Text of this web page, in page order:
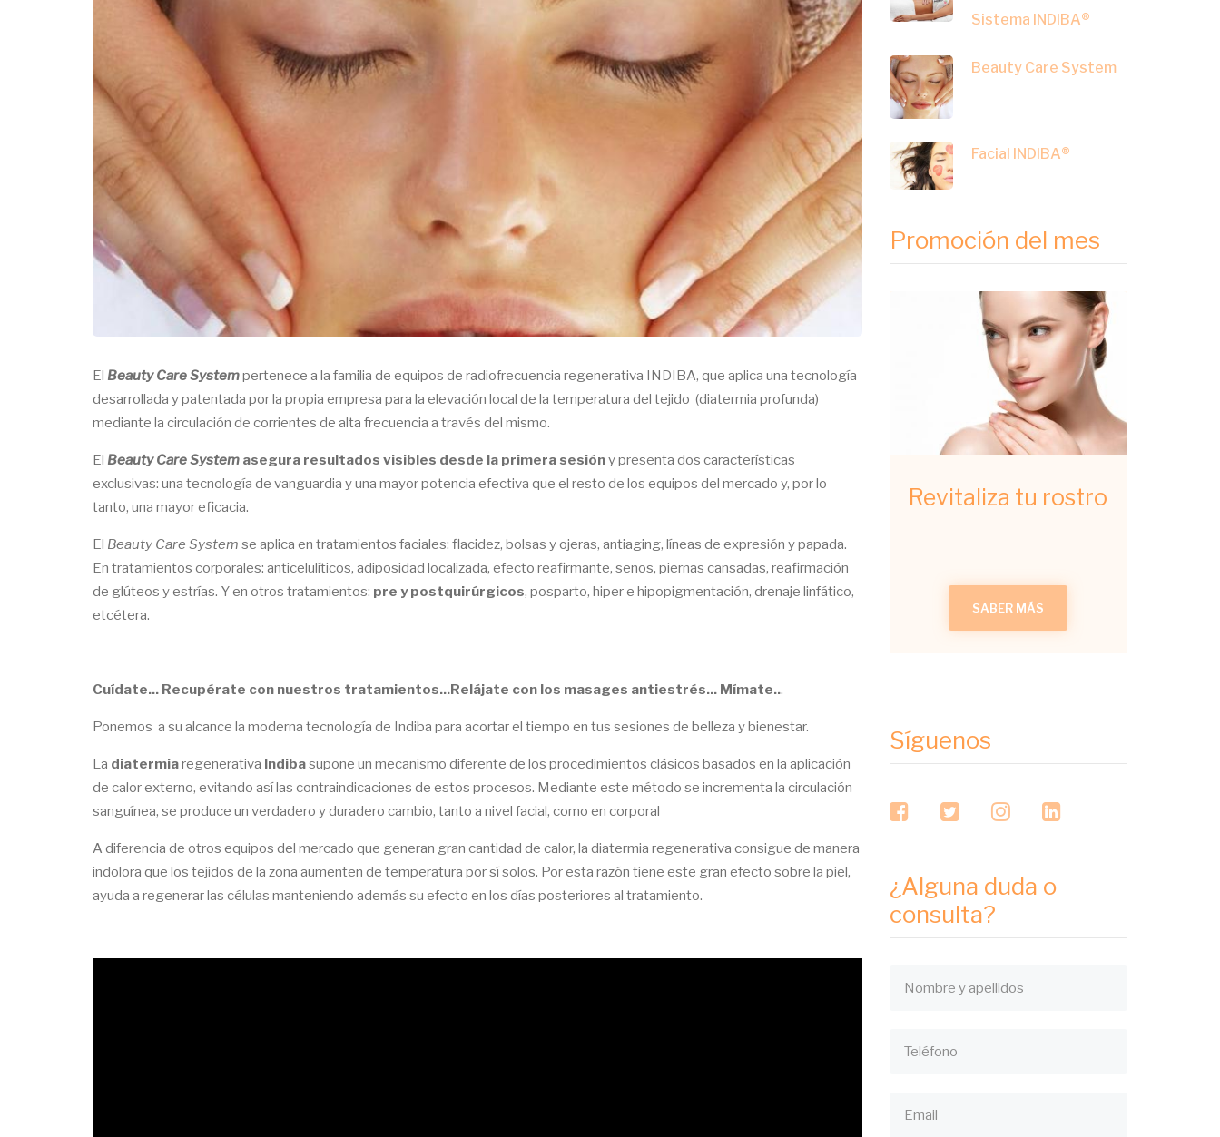
El Beauty Care Systempertenece a la familia de equipos de radiofrecuencia regenerativa INDIBA, que aplica una tecnología
desarrollada y patentada por la propia empresa para la elevación local de la temperatura del tejido (diatermia profunda)
mediante la circulación de corrientes de alta frecuencia a través del mismo.
El Beauty Care System asegura resultados visibles desde la primera sesióny presenta dos características
exclusivas: una tecnología de vanguardia y una mayor potencia efectiva que el resto de los equipos del mercado y, por lo
tanto, una mayor eficacia.
El Beauty Care System se aplica en tratamientos faciales: flacidez, bolsas y ojeras, antiaging, líneas de expresión y papada.
En tratamientos corporales: anticelulíticos, adiposidad localizada, efecto reafirmante, senos, piernas cansadas, reafirmación
de glúteos y estrías. Y en otros tratamientos: pre y postquirúrgicos, posparto, hiper e hipopigmentación, drenaje linfático,
etcétera.
Cuídate... Recupérate con nuestros tratamientos...Relájate con los masages antiestrés... Mímate...
Ponemos a su alcance la moderna tecnología de Indiba para acortar el tiempo en tus sesiones de belleza y bienestar.
La diatermiaregenerativa Indibasupone un mecanismo diferente de los procedimientos clásicos basados en la aplicación
de calor externo, evitando así las contraindicaciones de estos procesos. Mediante este método se incrementa la circulación
sanguínea, se produce un verdadero y duradero cambio, tanto a nivel facial, como en corporal
A diferencia de otros equipos del mercado que generan gran cantidad de calor, la diatermia regenerativa consigue de manera
indolora que los tejidos de la zona aumenten de temperatura por sí solos. Por esta razón tiene este gran efecto sobre la piel,
ayuda a regenerar las células manteniendo además su efecto en los días posteriores al tratamiento.
Sistema INDIBA®
Beauty Care System
Facial INDIBA®
Promoción del mes
Revitaliza tu rostro
SABER MÁS
Síguenos
facebooktwitterinstagramlinkedin
¿Alguna duda o
consulta?